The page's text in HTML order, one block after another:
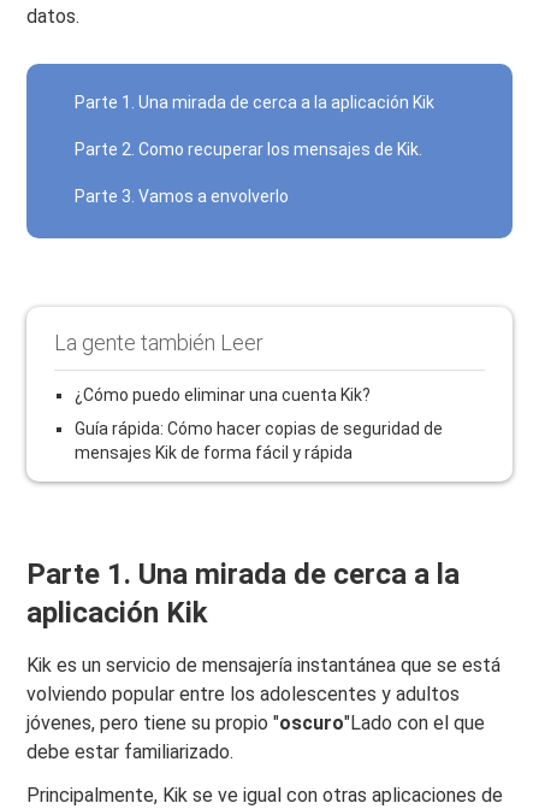
datos.
Parte 1. Una mirada de cerca a la aplicación Kik
Parte 2. Como recuperar los mensajes de Kik.
Parte 3. Vamos a envolverlo
La gente también Leer
¿Cómo puedo eliminar una cuenta Kik?
Guía rápida: Cómo hacer copias de seguridad de
mensajes Kik de forma fácil y rápida
Parte 1. Una mirada de cerca a la
aplicación Kik
Kik es un servicio de mensajería instantánea que se está
volviendo popular entre los adolescentes y adultos
jóvenes, pero tiene su propio "oscuro"Lado con el que
debe estar familiarizado.
Principalmente, Kik se ve igual con otras aplicaciones de